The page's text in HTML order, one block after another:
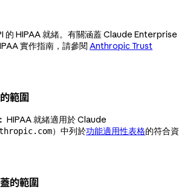
的 HIPAA 就緒。有關涵蓋 Claude Enterprise
實作指南，請參閱Anthropic Trust
範圍
HIPAA 就緒適用於 Claude
）中列於功能適用性表格的符合資
的範圍